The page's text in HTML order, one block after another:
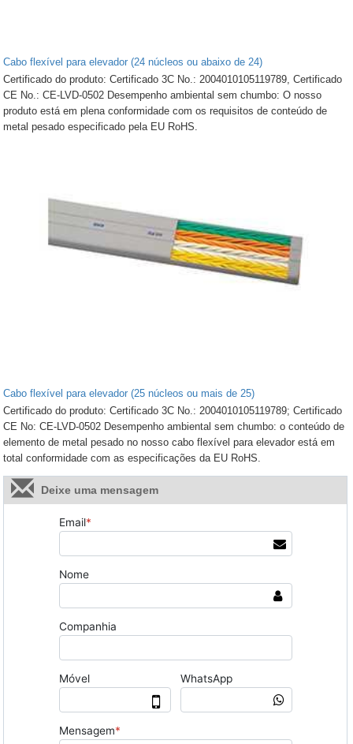
Cabo flexível para elevador (24 núcleos ou abaixo de 24)
Certificado do produto: Certificado 3C No.: 2004010105119789, Certificado
CE No.: CE-LVD-0502 Desempenho ambiental sem chumbo: O nosso
produto está em plena conformidade com os requisitos de conteúdo de
metal pesado especificado pela EU RoHS.
Cabo flexível para elevador (25 núcleos ou mais de 25)
Certificado do produto: Certificado 3C No.: 2004010105119789; Certificado
CE No: CE-LVD-0502 Desempenho ambiental sem chumbo: o conteúdo de
elemento de metal pesado no nosso cabo flexível para elevador está em
total conformidade com as especificações da EU RoHS.
Deixe uma mensagem